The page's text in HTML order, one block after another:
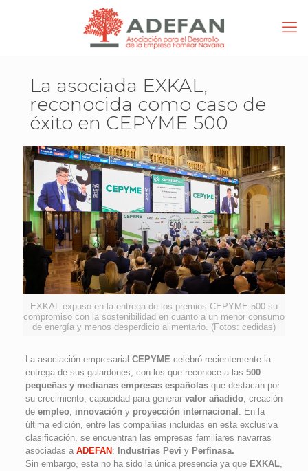
La asociada EXKAL,
reconocida como caso de
éxito en CEPYME 500
EXKAL expuso en la entrega de los premios CEPYME 500 su
compromiso con la sostenibilidad en cuanto a un menor consumo
de energía y menos desperdicio alimentario. (Fotos: cedidas)
La asociación empresarial CEPYME celebró recientemente la
entrega de sus galardones, con los que reconoce a las 500
pequeñas y medianas empresas españolasque destacan por
su crecimiento, capacidad para generar valor añadido, creación
de empleo, innovación y proyección internacional . En la
última edición, entre las compañías incluidas en esta exclusiva
clasificación, se encuentran las empresas familiares navarras
asociadas a ADEFAN : Industrias Pevi yPerfinasa.
Sin embargo, esta no ha sido la única presencia ya que EXKAL,